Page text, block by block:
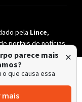
parece mais
que causa essa
mais
×
pela Lince,
portais de notícias.